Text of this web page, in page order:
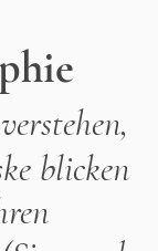
blicken